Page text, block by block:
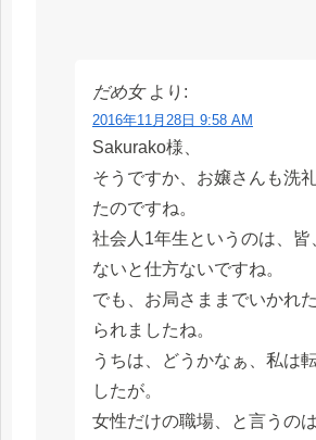
だめ女 より:
2016年11月28日 9:58 AM
Sakurako様、
そうですか、お嬢さんも洗
たのですね。
社会人1年生というのは、皆
ないと仕方ないですね。
でも、お局さままでいかれ
られましたね。
うちは、どうかなぁ、私は
したが。
女性だけの職場、と言うの